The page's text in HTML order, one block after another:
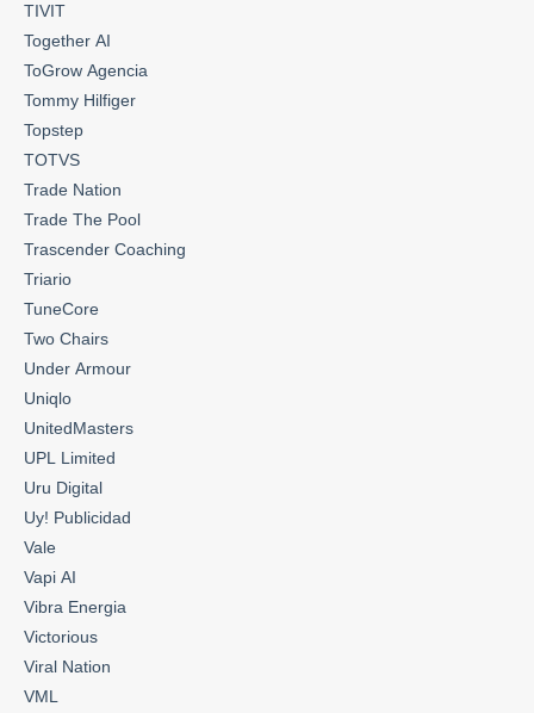
TIVIT
Together AI
ToGrow Agencia
Tommy Hilfiger
Topstep
TOTVS
Trade Nation
Trade The Pool
Trascender Coaching
Triario
TuneCore
Two Chairs
Under Armour
Uniqlo
UnitedMasters
UPL Limited
Uru Digital
Uy! Publicidad
Vale
Vapi AI
Vibra Energia
Victorious
Viral Nation
VML